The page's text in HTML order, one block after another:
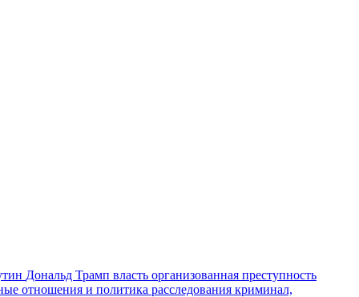
Дональд Трамп власть организованная преступность
отношения и политика расследования криминал,